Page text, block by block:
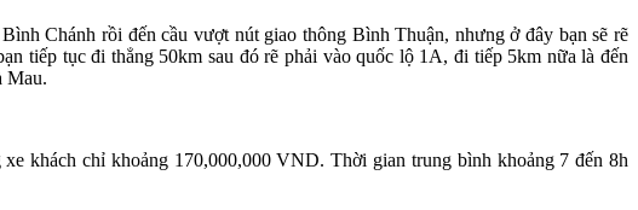
Chánh rồi đến cầu vượt nút giao thông Bình Thuận, nhưng ở đây bạn sẽ rẽ
tiếp tục đi thẳng 50km sau đó rẽ phải vào quốc lộ 1A, đi tiếp 5km nữa là đến
Mau.
khách chỉ khoảng 170,000,000 VND. Thời gian trung bình khoảng 7 đến 8h